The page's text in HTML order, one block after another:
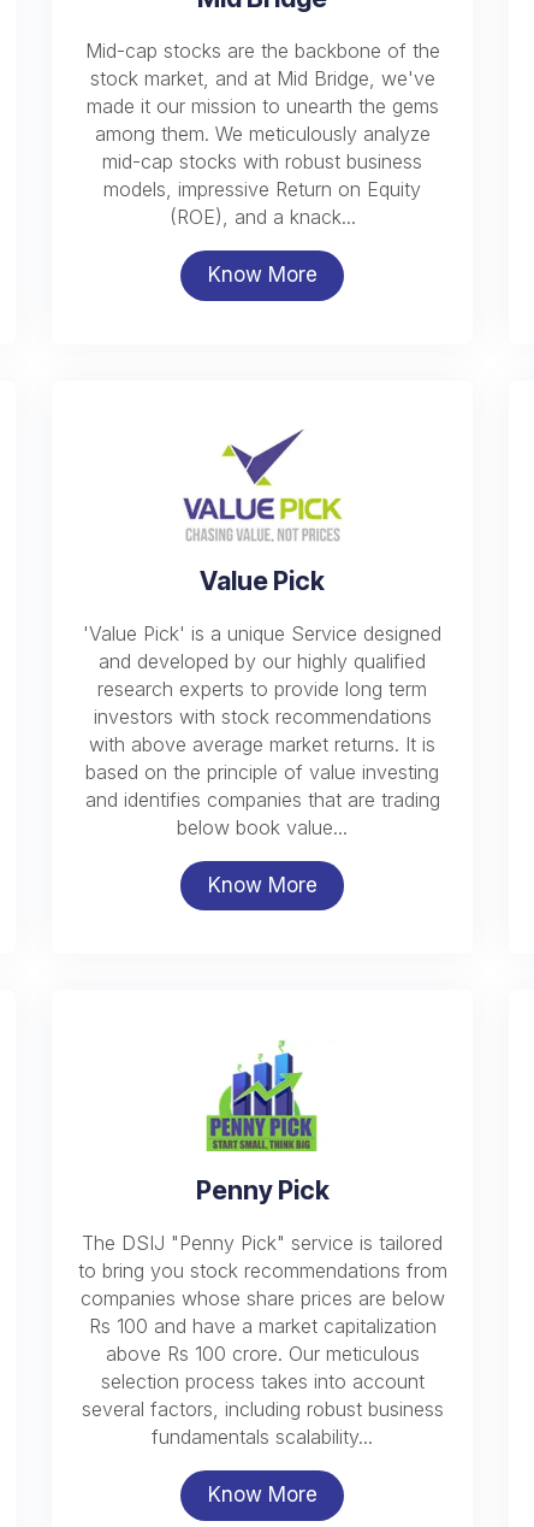
Mid-cap stocks are the backbone of the
stock market, and at Mid Bridge, we've
made it our mission to unearth the gems
among them. We meticulously analyze
mid-cap stocks with robust business
models, impressive Return on Equity
(ROE), and a knack...
Know More
Value Pick
'Value Pick' is a unique Service designed
and developed by our highly qualified
research experts to provide long term
investors with stock recommendations
with above average market returns. It is
based on the principle of value investing
and identifies companies that are trading
below book value...
Know More
Penny Pick
The DSIJ "Penny Pick" service is tailored
to bring you stock recommendations from
companies whose share prices are below
Rs 100 and have a market capitalization
above Rs 100 crore. Our meticulous
selection process takes into account
several factors, including robust business
fundamentals scalability...
Know More